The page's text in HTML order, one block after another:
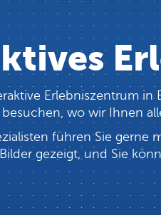
Erlebniszentrum
besuchen, wo wir Ihnen
führen Sie
gezeigt, und Sie